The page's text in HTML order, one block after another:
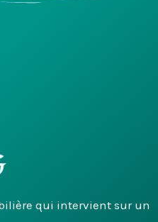
qui intervient sur un